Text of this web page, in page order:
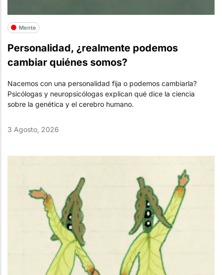
Mente
Personalidad, ¿realmente podemos
cambiar quiénes somos?
Nacemos con una personalidad fija o podemos cambiarla?
Psicólogas y neuropsicólogas explican qué dice la ciencia
sobre la genética y el cerebro humano.
3 Agosto, 2026